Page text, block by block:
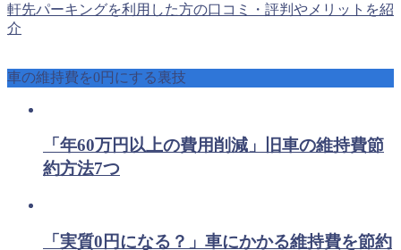
軒先パーキングを利用した方の口コミ・評判やメリットを紹
介
車の維持費を0円にする裏技
「年60万円以上の費用削減」旧車の維持費節
約方法7つ
「実質0円になる？」車にかかる維持費を節約